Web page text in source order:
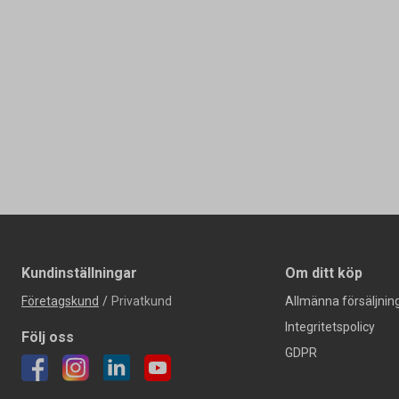
Kundinställningar
Företagskund / Privatkund
Följ oss
Om ditt köp
Allmänna
Integritetspolicy
GDPR